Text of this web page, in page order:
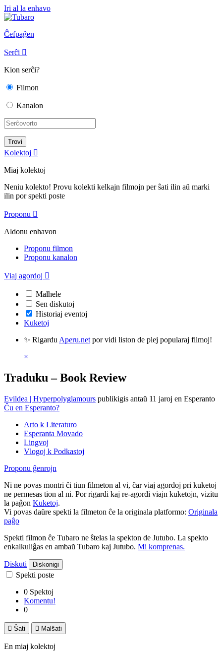
Iri al la enhavo
Ĉefpaĝen
Serĉi 
Kion serĉi?
Filmon
Kanalon
Kolektoj 
Miaj kolektoj
Neniu kolekto! Provu kolekti kelkajn filmojn per ŝati ilin aŭ marki
ilin por spekti poste
Proponu 
Aldonu enhavon
Proponu filmon
Proponu kanalon
Viaj agordoj 
Malhele
Sen diskutoj
Historiaj eventoj
Kuketoj
✨ Rigardu Aperu.net por vidi liston de plej popularaj filmoj!
×
Traduku – Book Review
Evildea | Hyperpolyglamours publikigis antaŭ 11 jaroj en Esperanto
Ĉu en Esperanto?
Arto k Literaturo
Esperanta Movado
Lingvoj
Vlogoj k Podkastoj
Proponu ĝenrojn
Ni ne povas montri ĉi tiun filmeton al vi, ĉar viaj agordoj pri kuketoj
ne permesas tion al ni. Por rigardi kaj re-agordi viajn kuketojn, vizitu
la paĝon Kuketoj.
Vi povas daŭre spekti la filmeton ĉe la originala platformo: Originala
paĝo
Spekti filmon ĉe Tubaro ne ŝtelas la spekton de Jutubo. La spekto
enkalkuliĝas en ambaŭ Tubaro kaj Jutubo. Mi komprenas.
Diskuti Diskonigi
Spekti poste
0 Spektoj
Komentu!
0
 Ŝati  Malŝati
En miaj kolektoj